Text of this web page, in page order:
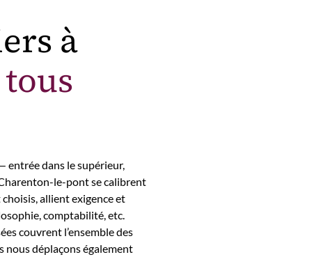
à
tous
entrée dans le supérieur,
le-pont se calibrent
allient exigence et
comptabilité, etc.
couvrent l’ensemble des
nous déplaçons également